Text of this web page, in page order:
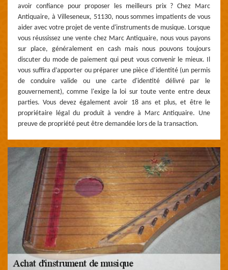
avoir confiance pour proposer les meilleurs prix ? Chez Marc
Antiquaire, à Villeseneux, 51130, nous sommes impatients de vous
aider avec votre projet de vente d'instruments de musique. Lorsque
vous réussissez une vente chez Marc Antiquaire, nous vous payons
sur place, généralement en cash mais nous pouvons toujours
discuter du mode de paiement qui peut vous convenir le mieux. Il
vous suffira d’apporter ou préparer une pièce d’identité (un permis
de conduire valide ou une carte d'identité délivré par le
gouvernement), comme l'exige la loi sur toute vente entre deux
parties. Vous devez également avoir 18 ans et plus, et être le
propriétaire légal du produit à vendre à Marc Antiquaire. Une
preuve de propriété peut être demandée lors de la transaction.